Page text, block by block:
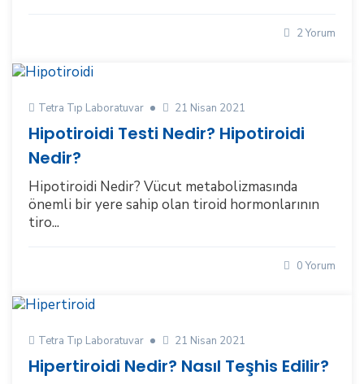
2 Yorum
Tetra Tıp Laboratuvar 21 Nisan 2021
Hipotiroidi Testi Nedir? Hipotiroidi
Nedir?
Hipotiroidi Nedir? Vücut metabolizmasında
önemli bir yere sahip olan tiroid hormonlarının
tiro...
0 Yorum
Tetra Tıp Laboratuvar 21 Nisan 2021
Hipertiroidi Nedir? Nasıl Teşhis Edilir?